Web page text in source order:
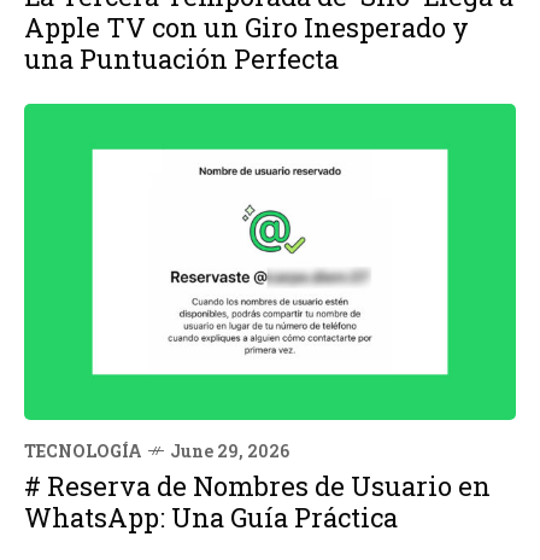
Apple TV con un Giro Inesperado y
una Puntuación Perfecta
TECNOLOGÍA June 29, 2026
# Reserva de Nombres de Usuario en
WhatsApp: Una Guía Práctica